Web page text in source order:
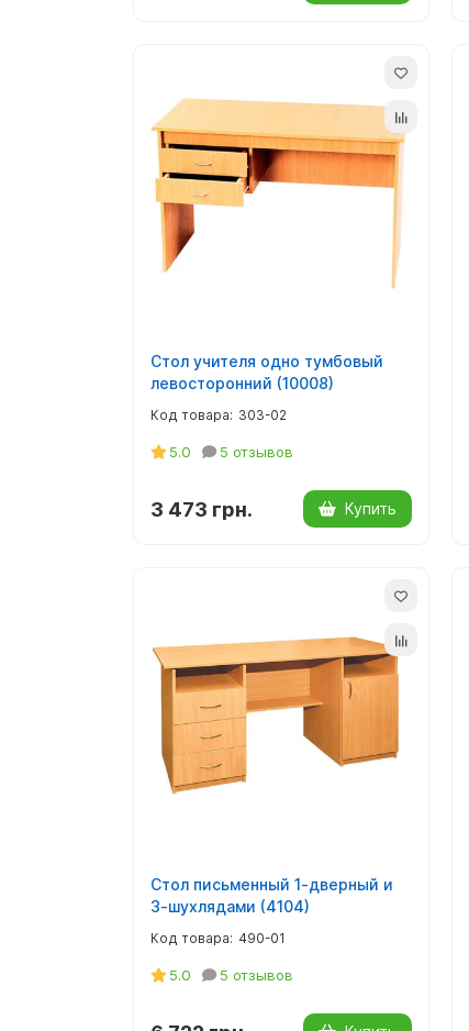
Стол учителя одно тумбовый
левосторонний (10008)
303-02
5.0 5 отзывов
3 473 грн. Купить
Стол письменный 1-дверный и
3-шухлядами (4104)
490-01
5.0 5 отзывов